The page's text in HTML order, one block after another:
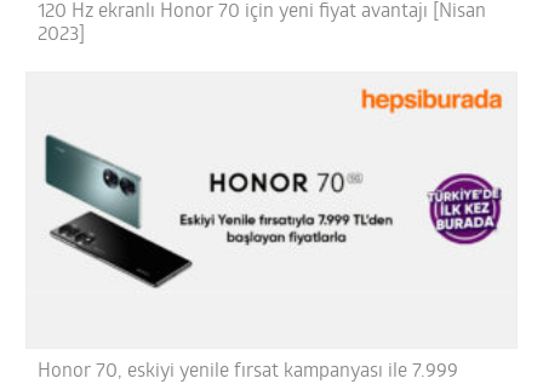
120 Hz ekranlı Honor 70 için yeni fiyat avantajı [Nisan
2023]
Honor 70, eskiyi yenile fırsat kampanyası ile 7.999